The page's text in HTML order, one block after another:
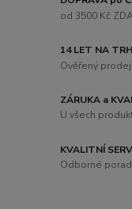
od 3500 Kč
14 LET NA
Ověřený
ZÁRUKA a
U všech
KVALITNÍ
Odborné